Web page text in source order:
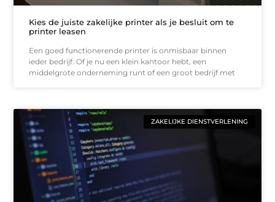
Kies de juiste zakelijke printer als je besluit om te
printer leasen
Een goed functionerende printer is onmisbaar binnen
ieder bedrijf. Of je nu een klein kantoor hebt, een
middelgrote onderneming runt of een groot bedrijf met
ZAKELIJKE DIENSTVERLENING